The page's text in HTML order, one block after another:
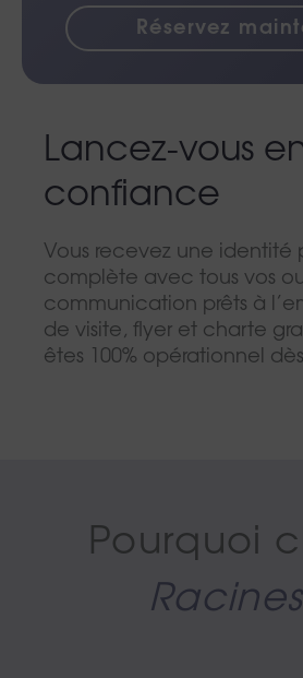
Réservez
Lancez-vous
confiance
Vous recevez une identité
complète avec tous vos
communication prêts à
de visite, flyer et charte
êtes 100% opérationnel
Pourquoi
Racines